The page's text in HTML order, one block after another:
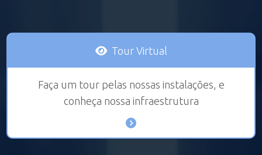
Tour Virtual
Faça um tour pelas nossas instalações, e
conheça nossa infraestrutura